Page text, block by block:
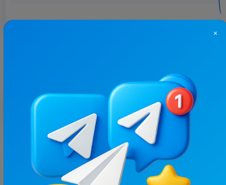
З цим каналом часто купують
12.7
6.6K/
1.6K
Новини/ЗМІ, Регіональні
Ціна реклами
×